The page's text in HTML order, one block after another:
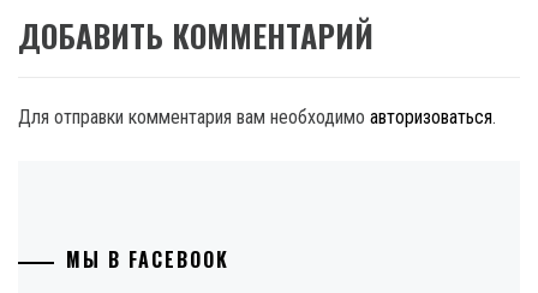
ДОБАВИТЬ КОММЕНТАРИЙ
Для отправки комментария вам необходимо авторизоваться.
МЫ В FACEBOOK